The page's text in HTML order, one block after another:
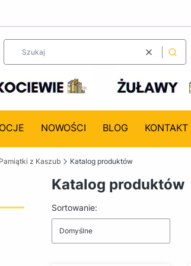
WyczyśćSzukaj
NOWOŚCI BLOG KONTAKT
z Kaszub Katalog produktów
Katalog produktów
Lista produktów
Sortowanie:
Domyślne